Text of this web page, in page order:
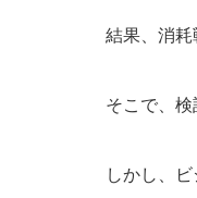
結果、消耗
そこで、検
しかし、